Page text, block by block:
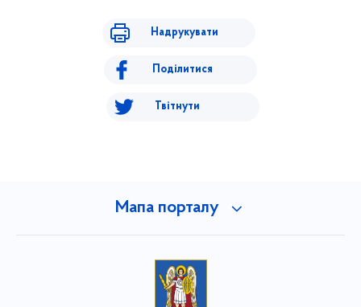
Надрукувати
Поділитися
Твітнути
Мапа порталу